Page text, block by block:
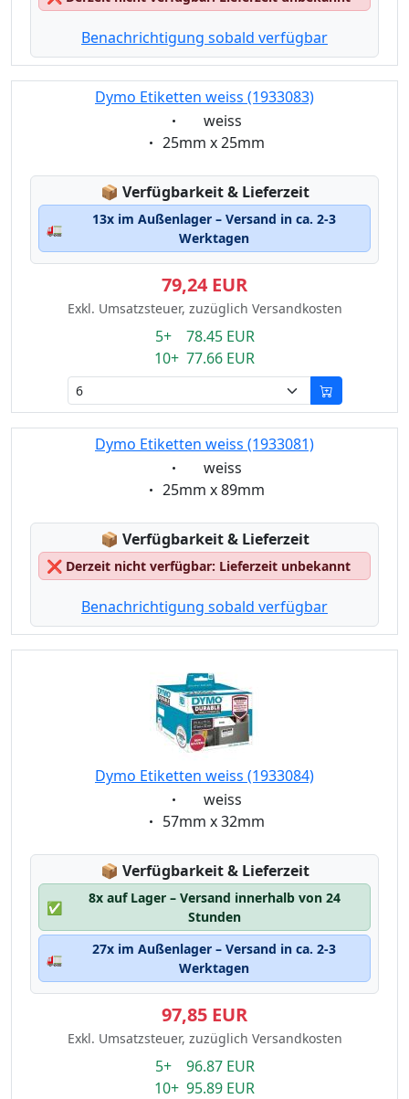
Benachrichtigung sobald verfügbar
Dymo Etiketten weiss (1933083)
Eigenschaft:
weiss
Eigenschaft:
25mm x 25mm
📦 Lagerstatus:
Verfügbarkeit & Lieferzeit
🚛
13x im Außenlager – Versand in ca. 2-3
Werktagen
79,24 EUR
Exkl. Umsatzsteuer, zuzüglich Versandkosten
5+ 78.45 EUR
10+ 77.66 EUR
Dymo Etiketten weiss (1933081)
Eigenschaft:
weiss
Eigenschaft:
25mm x 89mm
📦 Lagerstatus:
Verfügbarkeit & Lieferzeit
❌ Derzeit nicht verfügbar: Lieferzeit unbekannt
Benachrichtigung sobald verfügbar
Dymo Etiketten weiss (1933084)
Eigenschaft:
weiss
Eigenschaft:
57mm x 32mm
📦 Lagerstatus:
Verfügbarkeit & Lieferzeit
✅
8x auf Lager – Versand innerhalb von 24
Stunden
🚛
27x im Außenlager – Versand in ca. 2-3
Werktagen
97,85 EUR
Exkl. Umsatzsteuer, zuzüglich Versandkosten
5+ 96.87 EUR
10+ 95.89 EUR